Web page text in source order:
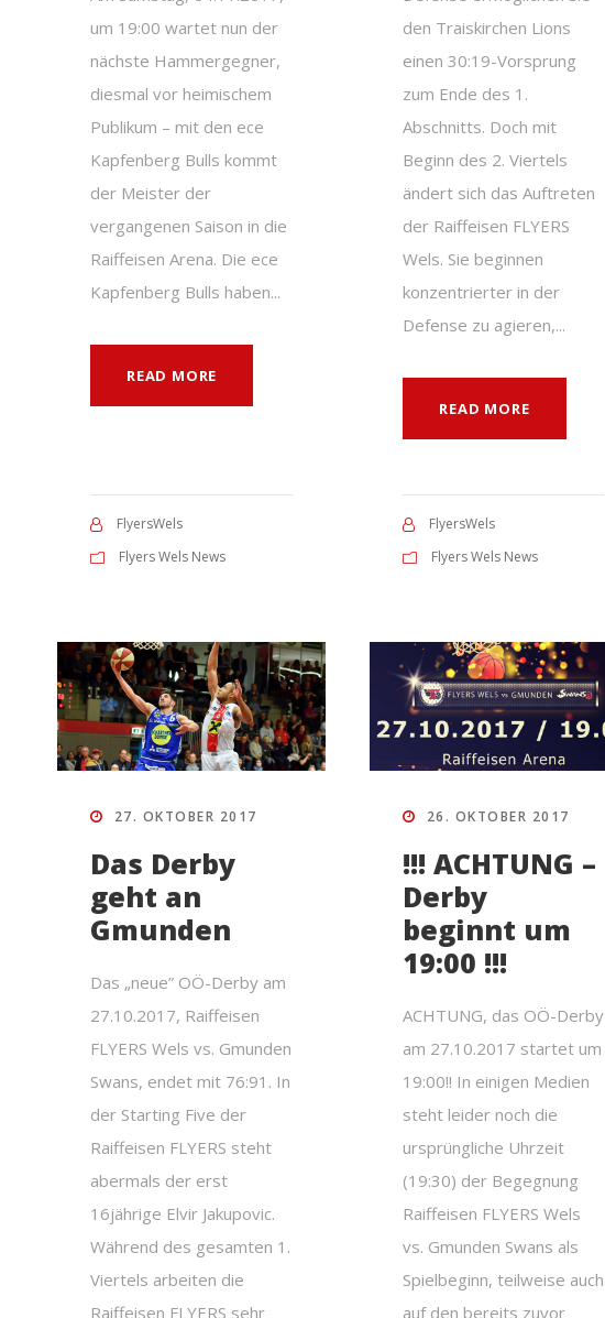
um 19:00 wartet nun der
nächste Hammergegner,
diesmal vor heimischem
Publikum – mit den ece
Kapfenberg Bulls kommt
der Meister der
vergangenen Saison in die
Raiffeisen Arena. Die ece
Kapfenberg Bulls haben...
READ MORE
FlyersWels
Flyers Wels News
den Traiskirchen Lions
einen 30:19-Vorsprung
zum Ende des 1.
Abschnitts. Doch mit
Beginn des 2. Viertels
ändert sich das Auftreten
der Raiffeisen FLYERS
Wels. Sie beginnen
konzentrierter in der
Defense zu agieren,...
READ MORE
FlyersWels
Flyers Wels News
27. OKTOBER 2017
Das Derby
geht an
Gmunden
Das „neue” OÖ-Derby am
27.10.2017, Raiffeisen
FLYERS Wels vs. Gmunden
Swans, endet mit 76:91. In
der Starting Five der
Raiffeisen FLYERS steht
abermals der erst
16jährige Elvir Jakupovic.
Während des gesamten 1.
Viertels arbeiten die
Raiffeisen FLYERS sehr
26. OKTOBER 2017
!!! ACHTUNG –
Derby
beginnt um
19:00 !!!
ACHTUNG, das OÖ-Derby
am 27.10.2017 startet um
19:00!! In einigen Medien
steht leider noch die
ursprüngliche Uhrzeit
(19:30) der Begegnung
Raiffeisen FLYERS Wels
vs. Gmunden Swans als
Spielbeginn, teilweise auch
auf den bereits zuvor